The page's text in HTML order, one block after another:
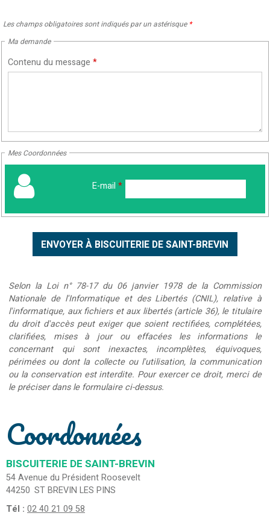
Les champs obligatoires sont indiqués par un astérisque *
Ma demande
Contenu du message *
Mes Coordonnées
E-mail *
Selon la Loi n° 78-17 du 06 janvier 1978 de la Commission
Nationale de l'Informatique et des Libertés (CNIL), relative à
l'informatique, aux fichiers et aux libertés (article 36), le titulaire
du droit d'accès peut exiger que soient rectifiées, complétées,
clarifiées, mises à jour ou effacées les informations le
concernant qui sont inexactes, incomplètes, équivoques,
périmées ou dont la collecte ou l'utilisation, la communication
ou la conservation est interdite. Pour exercer ce droit, merci de
le préciser dans le formulaire ci-dessus.
Coordonnées
BISCUITERIE DE SAINT-BREVIN
54 Avenue du Président Roosevelt
44250 ST BREVIN LES PINS
Tél : 02 40 21 09 58